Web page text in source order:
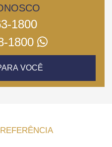
1800
1800
VOCÊ